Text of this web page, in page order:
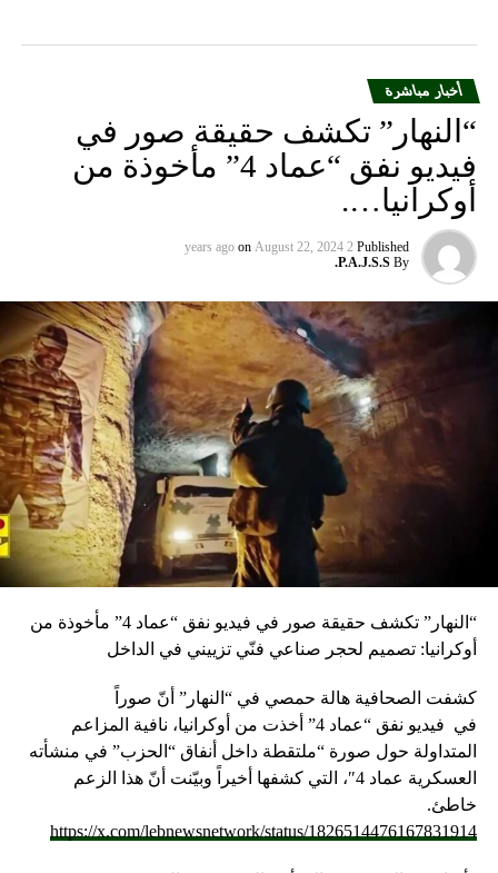
أخبار مباشرة
“النهار” تكشف حقيقة صور في
فيديو نفق “عماد 4” مأخوذة من
أوكرانيا….
Published
2 years ago
on August 22, 2024
By
P.A.J.S.S.
“النهار” تكشف حقيقة صور في فيديو نفق “عماد 4” مأخوذة من
أوكرانيا: تصميم لحجر صناعي فنّي تزييني في الداخل
كشفت الصحافية هالة حمصي في “النهار” أنّ صوراً
في فيديو
نفق “عماد 4” أخذت من أوكرانيا، نافية المزاعم
المتداولة حول صورة “ملتقطة داخل أنفاق “الحزب” في منشأته
العسكرية عماد 4″، التي كشفها أخيراً وبيّنت أنّ هذا الزعم
خاطئ.
https://x.com/lebnewsnetwork/status/1826514476167831914